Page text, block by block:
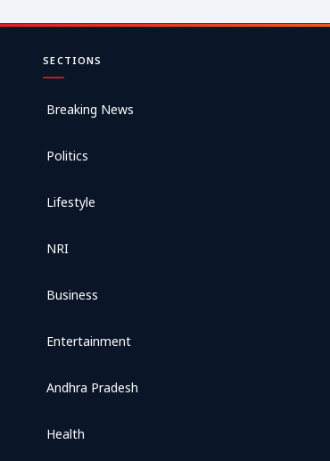
SECTIONS
Breaking News
Politics
Lifestyle
NRI
Business
Entertainment
Andhra Pradesh
Health